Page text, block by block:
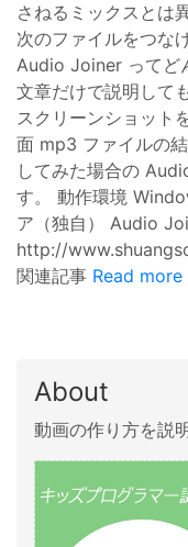
さねるミックスとは
次のファイルをつな
Audio Joiner ってど
文章だけで説明して
スクリーンショット
面 mp3 ファイルの
してみた場合の
す。 動作環境
ア（独自） Audio
http://
関連記事 Read
About
動画の作り方を説